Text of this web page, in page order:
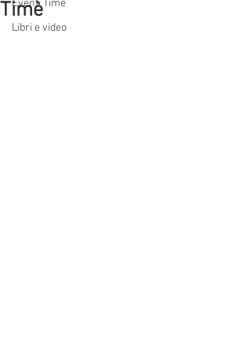
Eventi Timè
Libri e video
Timè